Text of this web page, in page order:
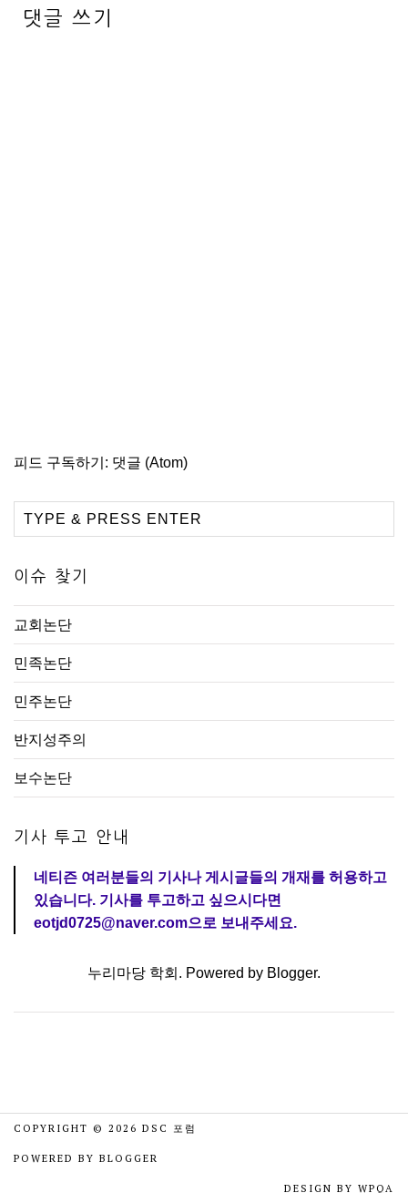
댓글 쓰기
피드 구독하기: 댓글 (Atom)
이슈 찾기
교회논단
민족논단
민주논단
반지성주의
보수논단
기사 투고 안내
네티즌 여러분들의 기사나 게시글들의 개재를 허용하고
있습니다. 기사를 투고하고 싶으시다면
eotjd0725@naver.com으로 보내주세요.
누리마당 학회. Powered by Blogger.
COPYRIGHT © 2026 DSC 포럼
POWERED BY BLOGGER
DESIGN BY WPQA